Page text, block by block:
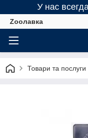
У нас
Zooлавка
Товари та послуги